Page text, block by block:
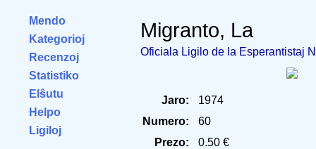
Mendo
Kategorioj
Recenzoj
Statistiko
Elŝutu
Helpo
Ligiloj
Migranto, La
Oficiala Ligilo de la Esperantistaj
Jaro:
1974
Numero:
60
Prezo:
0.50 €